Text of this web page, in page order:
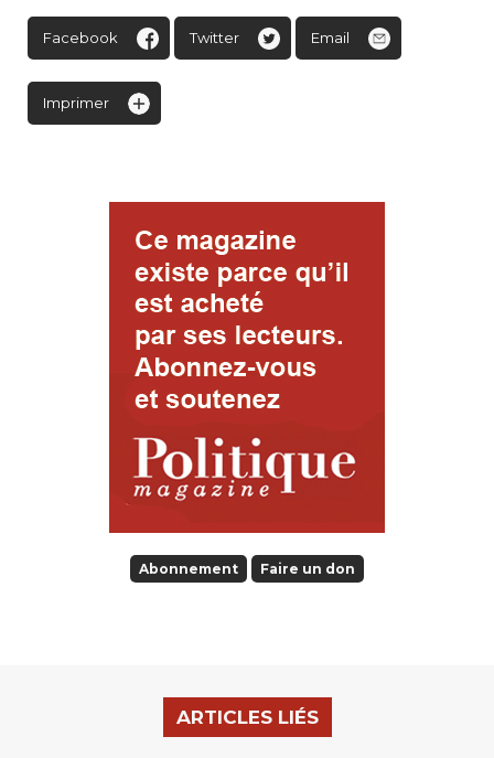
Facebook Twitter Email
Imprimer
Abonnement Faire un don
ARTICLES LIÉS